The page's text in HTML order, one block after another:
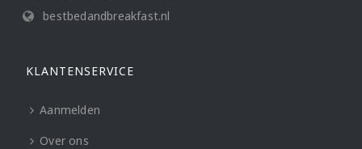
bestbedandbreakfast.nl
KLANTENSERVICE
Aanmelden
Over ons